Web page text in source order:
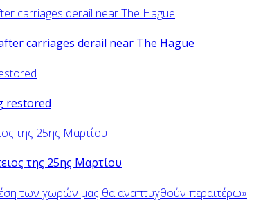
carriages derail near The Hague
restored
της 25ης Μαρτίου